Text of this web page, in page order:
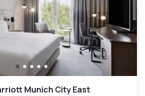
Munich City East